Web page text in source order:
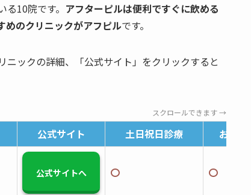
10院です。 アフターピルは便利ですぐに飲める
めのクリニックがアフピルです。
ックの詳細、「公式サイト」をクリックすると
スクロールできます →
公式サイト 土日祝日診療 お急ぎ便
公式サイトへ 〇 〇